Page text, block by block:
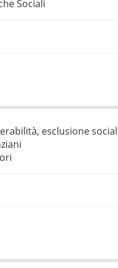
Sociali
esclusione